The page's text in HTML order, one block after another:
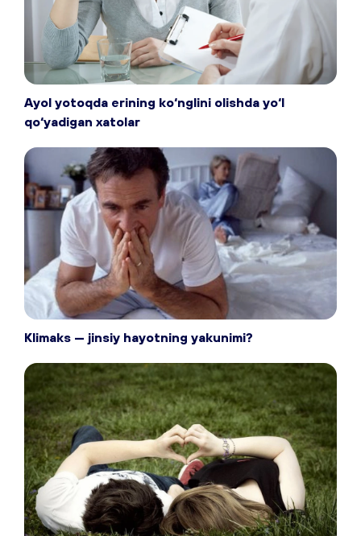
Ayol yotoqda erining ko‘nglini olishda yo‘l
qo‘yadigan xatolar
Klimaks — jinsiy hayotning yakunimi?